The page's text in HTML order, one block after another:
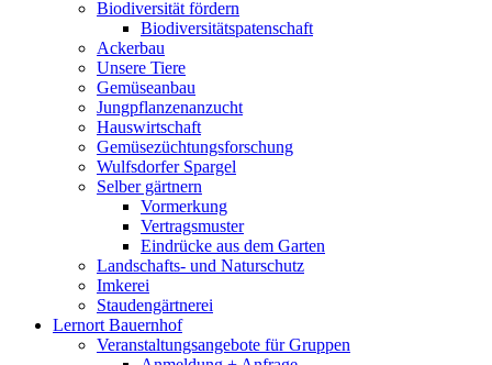
Biodiversität fördern
Biodiversitätspatenschaft
Ackerbau
Unsere Tiere
Gemüseanbau
Jungpflanzenanzucht
Hauswirtschaft
Gemüsezüchtungsforschung
Wulfsdorfer Spargel
Selber gärtnern
Vormerkung
Vertragsmuster
Eindrücke aus dem Garten
Landschafts- und Naturschutz
Imkerei
Staudengärtnerei
Lernort Bauernhof
Veranstaltungsangebote für Gruppen